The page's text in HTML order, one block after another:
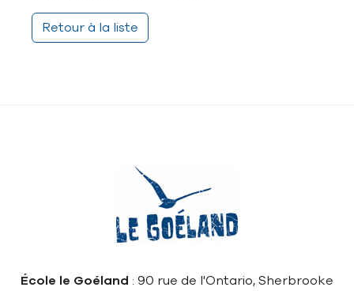
Retour à la liste
École le Goéland : 90 rue de l'Ontario, Sherbrooke